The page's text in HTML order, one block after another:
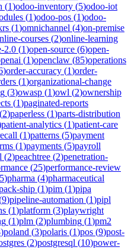
(1)odoo-inventory (5)odoo-iot
(1)odoo-pos (1)odoo-
(1)omnichannel (4)on-premise
courses (2)online-learning
2.0 (1)open-source (6)open-
(1)openclaw (85)operations
)order-accuracy (1)order-
(1)organizational-change
(3)owasp (1)owl (2)ownership
(1)paginated-reports
(2)paperless (1)parts-distribution
patient-analytics (1)patient-care
(1)patterns (5)payment
(1)payments (5)payroll
(2)peachtree (2)penetration-
(25)performance-review
5)pharma (4)pharmaceutical
ship (1)pim (1)pipa
9)pipeline-automation (1)pipl
(1)platform (3)playwright
(1)plm (2)plumbing (1)pm2
)poland (3)polaris (1)pos (9)post-
(2)postgresql (10)power-